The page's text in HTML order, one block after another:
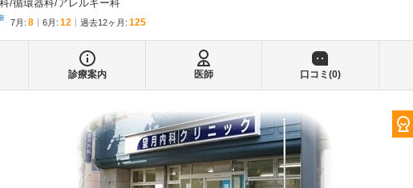
循環器科 アレルギー科
7月 : 8 6月 : 12 過去12ヶ月: 125
診療案内 医師 口コミ(0)